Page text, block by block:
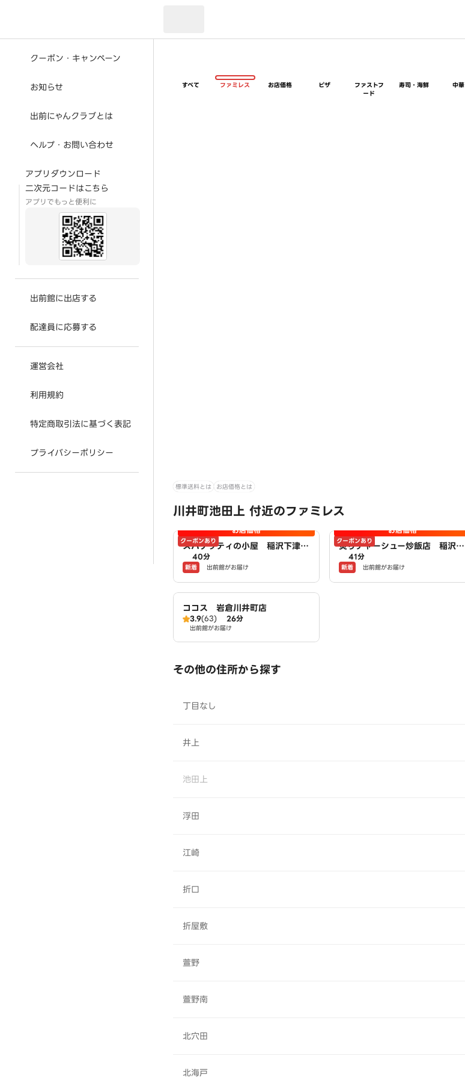
クーポン・キャンペーン
お知らせ
出前にゃんクラブとは
ヘルプ・お問い合わせ
アプリダウンロード
二次元コードはこちら
アプリでもっと便利に
出前館に出店する
配達員に応募する
運営会社
利用規約
特定商取引法に基づく表記
プライバシーポリシー
すべて ファミレス お店価格 ピザ
ファストフ
ード
寿司・海鮮 中華
標準送料とは お店価格とは
川井町池田上 付近のファミレス
クーポンあり
お店価格
スパゲッティの小屋 稲沢下津
店 powered by LAWSON
40分
新着 出前館がお届け
クーポンあり
お店価格
炙りチャーシュー炒飯店 稲沢下
津店 powered by LAWSON
41分
新着 出前館がお届け
ココス 岩倉川井町店
3.9(63) 26分
出前館がお届け
その他の住所から探す
丁目なし
井上
池田上
浮田
江崎
折口
折屋敷
萱野
萱野南
北穴田
北海戸